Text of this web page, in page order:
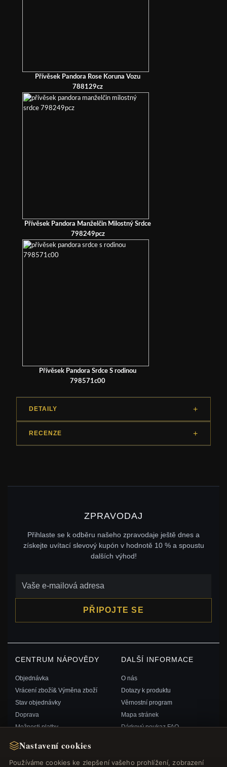
Nastavení cookies
Používáme cookies ke zlepšení vašeho prohlížení, zobrazení
Přívěsek Pandora Rose Koruna Vozu
788129cz
Přívěsek Pandora Manželčin Milostný Srdce
798249pcz
Přívěsek Pandora Srdce S rodinou
798571c00
DETAILY
RECENZE
ZPRAVODAJ
Přihlaste se k odběru našeho zpravodaje ještě dnes a
získejte uvítací slevový kupón v hodnotě 10 % a spoustu
dalších výhod!
PŘIPOJTE SE
CENTRUM NÁPOVĚDY
Objednávka
Vrácení zboží& Výměna zboží
Stav objednávky
Doprava
Možnosti platby
Kontaktujte nás
DALŠÍ INFORMACE
O nás
Dotazy k produktu
Věrnostní program
Mapa stránek
Dárkový poukaz FAQ